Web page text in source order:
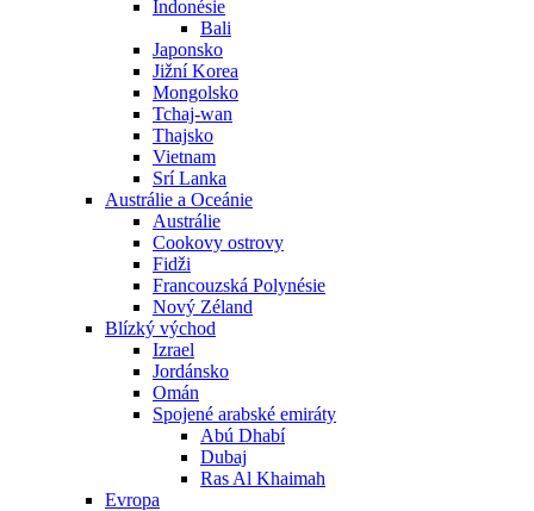
Indonésie
Bali
Japonsko
Jižní Korea
Mongolsko
Tchaj-wan
Thajsko
Vietnam
Srí Lanka
Austrálie a Oceánie
Austrálie
Cookovy ostrovy
Fidži
Francouzská Polynésie
Nový Zéland
Blízký východ
Izrael
Jordánsko
Omán
Spojené arabské emiráty
Abú Dhabí
Dubaj
Ras Al Khaimah
Evropa